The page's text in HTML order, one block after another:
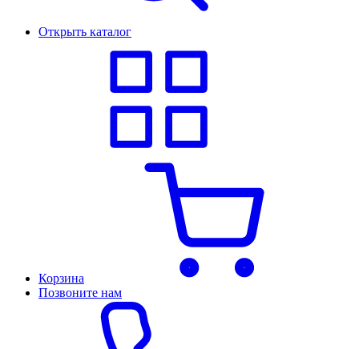
Открыть каталог
Корзина
Позвоните нам